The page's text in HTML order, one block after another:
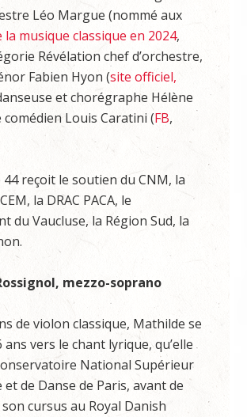
Léo Margue (nommé aux
la musique classique en 2024,
Révélation chef d’orchestre,
Fabien Hyon (site officiel,
et chorégraphe Hélène
comédien Louis Caratini (FB,
44 reçoit le soutien du CNM, la
la DRAC PACA, le
du Vaucluse, la Région Sud, la
mezzo-soprano
de violon classique, Mathilde se
vers le chant lyrique, qu’elle
National Supérieur
et de Danse de Paris, avant de
cursus au Royal Danish